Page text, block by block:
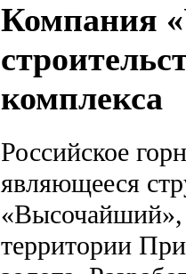
Компания
комплекса
Российское
являющееся
«Высочайший»,
территории